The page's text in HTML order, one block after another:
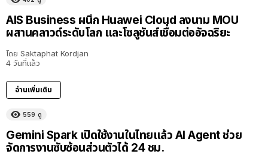
AIS Business ผนึก Huawei Cloud ลงนาม MOU
ผสานคลาวด์ระดับโลก และโซลูชันส์เชื่อมต่ออัจฉริยะ
โดย Saktaphat Kordjan
4 วันที่แล้ว
อ่านเพิ่มเติม
559 ดู
Gemini Spark เปิดใช้งานในไทยแล้ว AI Agent ช่วย
จัดการงานซับซ้อนส่วนตัวได้ 24 ชม.